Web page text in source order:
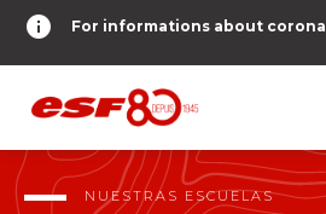
info For informations about
NUESTRAS ESCUELAS
NUESTRAS ESCUELAS